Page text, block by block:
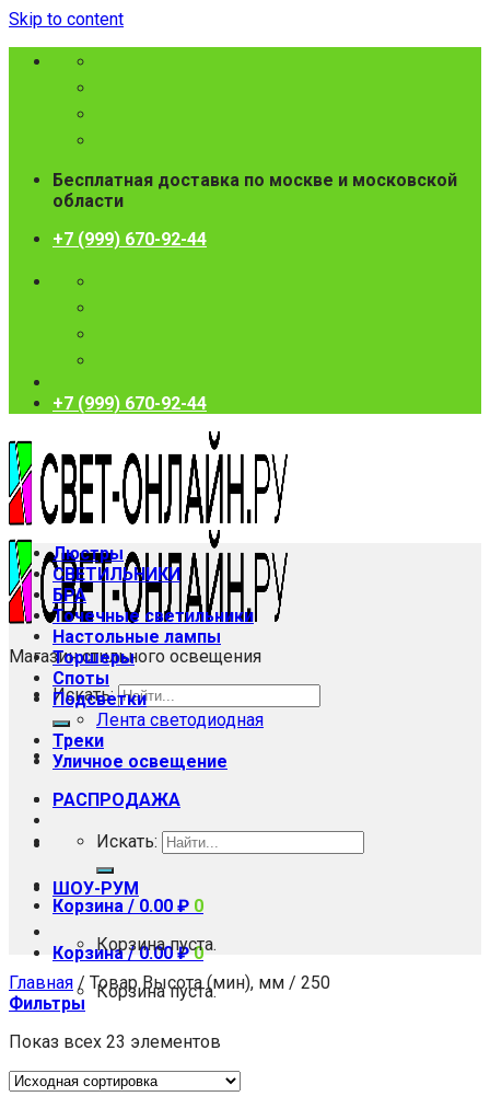
Skip to content
Бесплатная доставка по москве и московской
области
+7 (999) 670-92-44
+7 (999) 670-92-44
Магазин стильного освещения
Искать:
РАСПРОДАЖА
ШОУ-РУМ
Корзина /0.00₽ 0
Корзина пуста.
Люстры
СВЕТИЛЬНИКИ
БРА
Точечные светильники
Настольные лампы
Торшеры
Споты
Подсветки
Лента светодиодная
Треки
Уличное освещение
Искать:
Корзина / 0.00 ₽ 0
Корзина пуста.
Главная / Товар Высота (мин), мм / 250
Фильтры
Показ всех 23 элементов